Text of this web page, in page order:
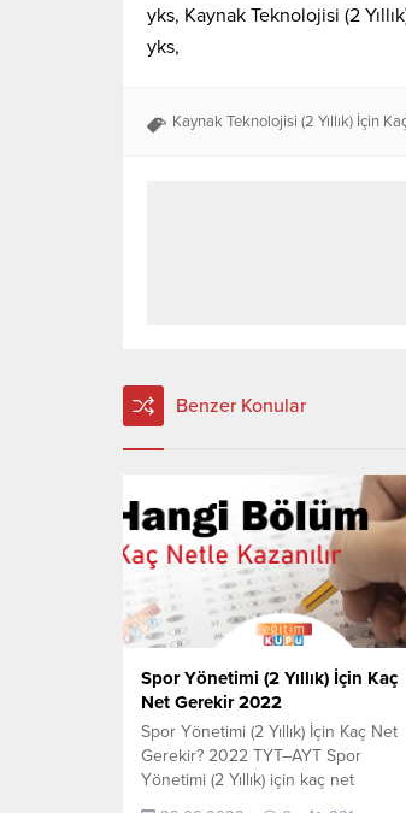
yks, Kaynak Teknolojisi (2
yks,
Kaynak Teknolojisi (2 Yıllık) İçin
Benzer Konular
Spor Yönetimi (2 Yıllık) İçin Kaç
Net Gerekir 2022
Spor Yönetimi (2 Yıllık) İçin Kaç Net
Gerekir? 2022 TYT–AYT Spor
Yönetimi (2 Yıllık) için kaç net
yapmam gerekir sorusunun cevabını